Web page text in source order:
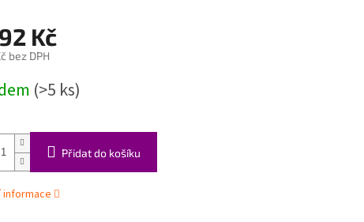
Kč
bez DPH
(>5 ks)
Přidat do košíku
informace